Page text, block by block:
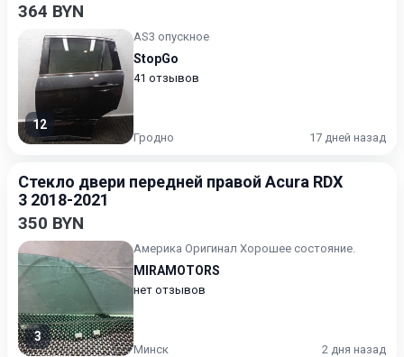
364 BYN
12
AS3 опускное
StopGo
41 отзывов
Гродно 17 дней назад
Стекло двери передней правой Acura RDX
3 2018-2021
350 BYN
3
Америка Оригинал Хорошее состояние.
MIRAMOTORS
нет отзывов
Минск 2 дня назад